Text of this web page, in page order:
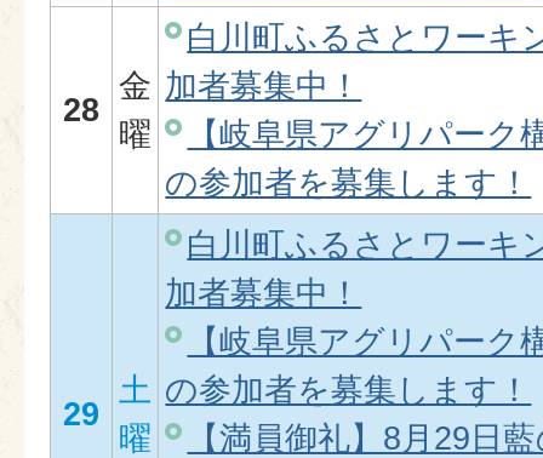
28
金
曜
白川町ふるさとワー
加者募集中！
【岐阜県アグリパーク
の参加者を募集します！
29
土
曜
白川町ふるさとワー
加者募集中！
【岐阜県アグリパーク
の参加者を募集します！
【満員御礼】8月29日